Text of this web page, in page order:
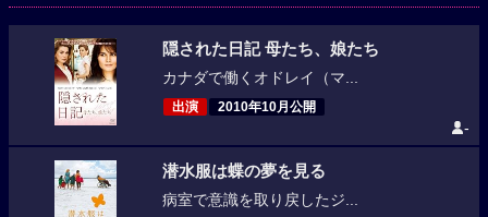
隠された日記 母たち、娘たち
カナダで働くオドレイ（マ...
出演 2010年10月公開
-
潜水服は蝶の夢を見る
病室で意識を取り戻したジ...